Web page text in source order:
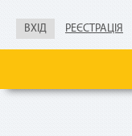
ВХІД РЕЄСТРАЦІЯ
справка о доходах